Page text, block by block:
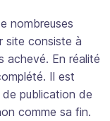
nombreuses
site consiste à
achevé. En réalité
Il est
publication de
comme sa fin.